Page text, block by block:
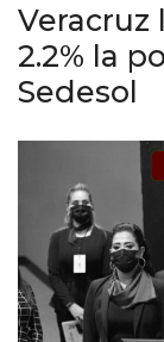
Veracruz
2.2% la
Sedesol